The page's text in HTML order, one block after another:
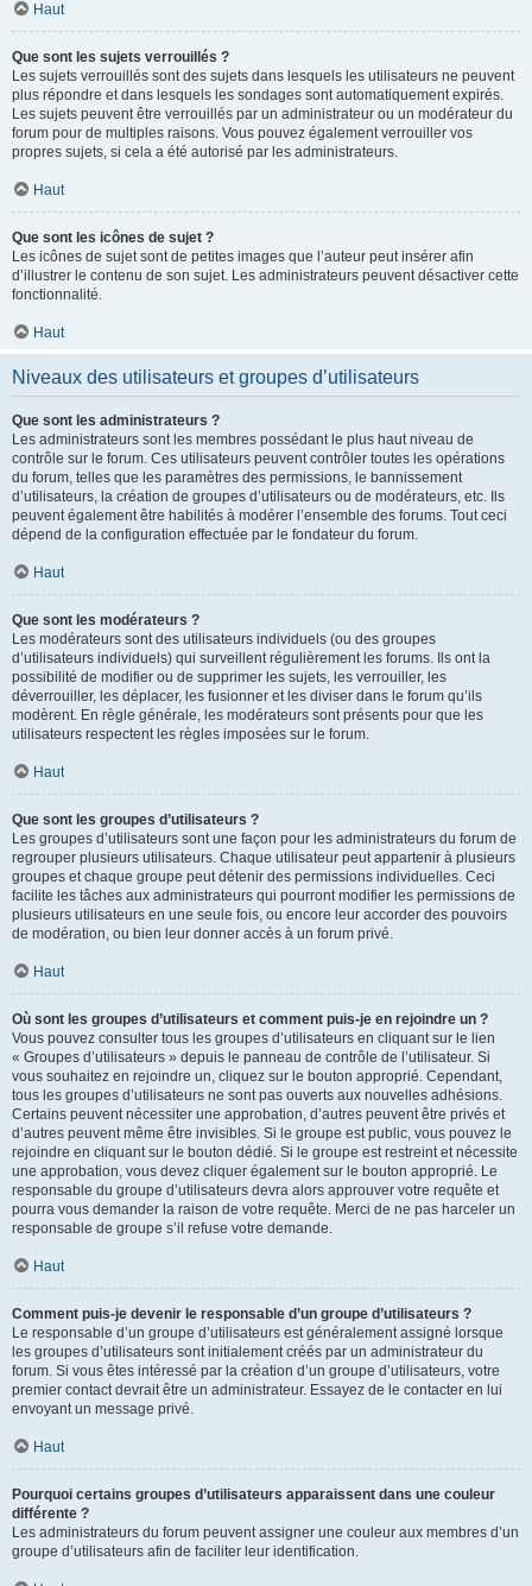
Haut
Que sont les sujets verrouillés ?
Les sujets verrouillés sont des sujets dans lesquels les utilisateurs ne peuvent
plus répondre et dans lesquels les sondages sont automatiquement expirés.
Les sujets peuvent être verrouillés par un administrateur ou un modérateur du
forum pour de multiples raisons. Vous pouvez également verrouiller vos
propres sujets, si cela a été autorisé par les administrateurs.
Haut
Que sont les icônes de sujet ?
Les icônes de sujet sont de petites images que l’auteur peut insérer afin
d’illustrer le contenu de son sujet. Les administrateurs peuvent désactiver cette
fonctionnalité.
Haut
Niveaux des utilisateurs et groupes d’utilisateurs
Que sont les administrateurs ?
Les administrateurs sont les membres possédant le plus haut niveau de
contrôle sur le forum. Ces utilisateurs peuvent contrôler toutes les opérations
du forum, telles que les paramètres des permissions, le bannissement
d’utilisateurs, la création de groupes d’utilisateurs ou de modérateurs, etc. Ils
peuvent également être habilités à modérer l’ensemble des forums. Tout ceci
dépend de la configuration effectuée par le fondateur du forum.
Haut
Que sont les modérateurs ?
Les modérateurs sont des utilisateurs individuels (ou des groupes
d’utilisateurs individuels) qui surveillent régulièrement les forums. Ils ont la
possibilité de modifier ou de supprimer les sujets, les verrouiller, les
déverrouiller, les déplacer, les fusionner et les diviser dans le forum qu’ils
modèrent. En règle générale, les modérateurs sont présents pour que les
utilisateurs respectent les règles imposées sur le forum.
Haut
Que sont les groupes d’utilisateurs ?
Les groupes d’utilisateurs sont une façon pour les administrateurs du forum de
regrouper plusieurs utilisateurs. Chaque utilisateur peut appartenir à plusieurs
groupes et chaque groupe peut détenir des permissions individuelles. Ceci
facilite les tâches aux administrateurs qui pourront modifier les permissions de
plusieurs utilisateurs en une seule fois, ou encore leur accorder des pouvoirs
de modération, ou bien leur donner accès à un forum privé.
Haut
Où sont les groupes d’utilisateurs et comment puis-je en rejoindre un ?
Vous pouvez consulter tous les groupes d’utilisateurs en cliquant sur le lien
« Groupes d’utilisateurs » depuis le panneau de contrôle de l’utilisateur. Si
vous souhaitez en rejoindre un, cliquez sur le bouton approprié. Cependant,
tous les groupes d’utilisateurs ne sont pas ouverts aux nouvelles adhésions.
Certains peuvent nécessiter une approbation, d’autres peuvent être privés et
d’autres peuvent même être invisibles. Si le groupe est public, vous pouvez le
rejoindre en cliquant sur le bouton dédié. Si le groupe est restreint et nécessite
une approbation, vous devez cliquer également sur le bouton approprié. Le
responsable du groupe d’utilisateurs devra alors approuver votre requête et
pourra vous demander la raison de votre requête. Merci de ne pas harceler un
responsable de groupe s’il refuse votre demande.
Haut
Comment puis-je devenir le responsable d’un groupe d’utilisateurs ?
Le responsable d’un groupe d’utilisateurs est généralement assigné lorsque
les groupes d’utilisateurs sont initialement créés par un administrateur du
forum. Si vous êtes intéressé par la création d’un groupe d’utilisateurs, votre
premier contact devrait être un administrateur. Essayez de le contacter en lui
envoyant un message privé.
Haut
Pourquoi certains groupes d’utilisateurs apparaissent dans une couleur
différente ?
Les administrateurs du forum peuvent assigner une couleur aux membres d’un
groupe d’utilisateurs afin de faciliter leur identification.